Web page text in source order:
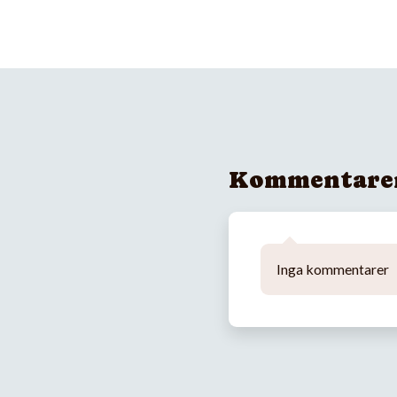
Inga kommentarer